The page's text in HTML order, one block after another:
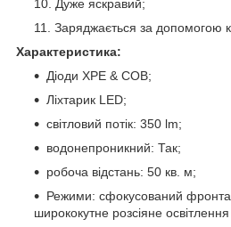
Дуже яскравий;
Заряджається за допомогою
Характеристика:
Діоди XPE & COB;
Ліхтарик LED;
світловий потік: 350 lm;
водонепроникний: Так;
робоча відстань: 50 кв. м;
Режими: сфокусований
ширококутне розсіяне